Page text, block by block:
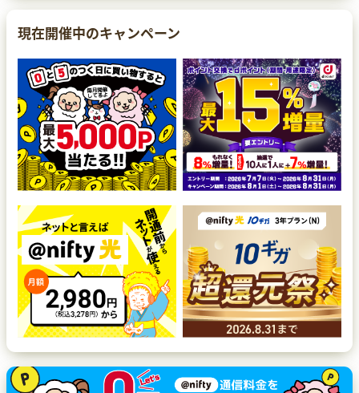
現在開催中のキャンペーン